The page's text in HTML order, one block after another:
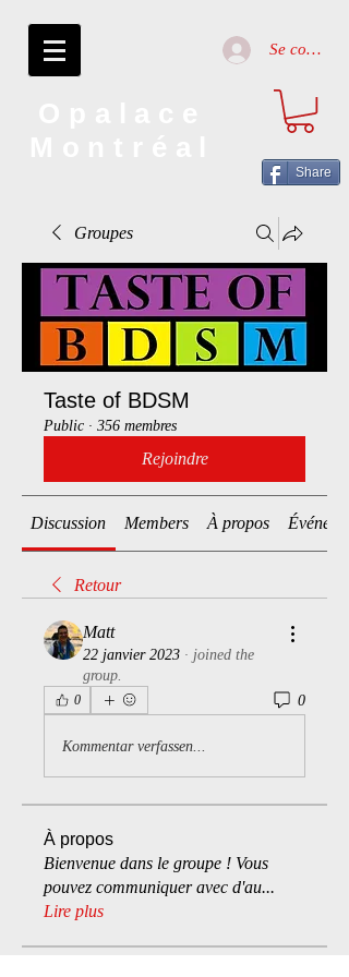
Se connecter
Share
Groupes
Taste of BDSM
Public · 356 membres
Rejoindre
Discussion Members À propos
Retour
Matt
22 janvier 2023 · joined the
group.
0 0
Kommentar verfassen...
À propos
Bienvenue dans le groupe ! Vous
pouvez communiquer avec d'au...
Lire plus